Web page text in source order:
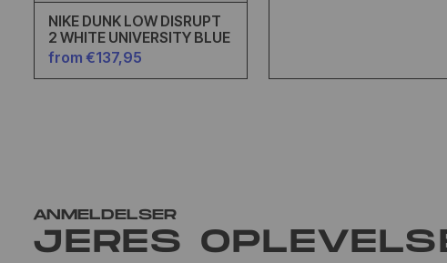
NIKE DUNK LOW DISRUPT
2 WHITE UNIVERSITY BLUE
from €137,95
ANMELDELSER
JERES